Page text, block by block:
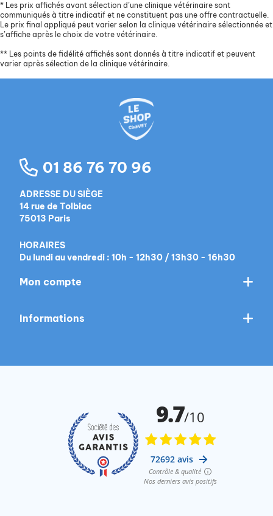
* Les prix affichés avant sélection d’une clinique vétérinaire sont
communiqués à titre indicatif et ne constituent pas une offre contractuelle.
Le prix final appliqué peut varier selon la clinique vétérinaire sélectionnée et
s’affiche après le choix de votre vétérinaire.
** Les points de fidélité affichés sont donnés à titre indicatif et peuvent
varier après sélection de la clinique vétérinaire.
01 86 76 70 96
ADRESSE DU SIÈGE
14 rue de Tolbiac
75013 Paris
HORAIRES
Du lundi au vendredi : 10h - 12h30 / 13h30 - 16h30
Mon compte
Informations